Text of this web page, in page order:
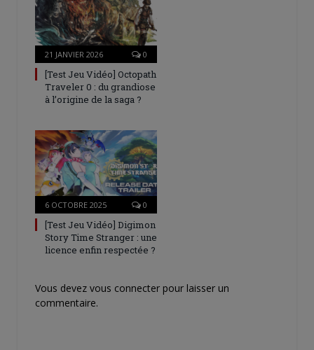
21 JANVIER 2026 0
[Test Jeu Vidéo] Octopath
Traveler 0 : du grandiose
à l’origine de la saga ?
6 OCTOBRE 2025 0
[Test Jeu Vidéo] Digimon
Story Time Stranger : une
licence enfin respectée ?
Vous devez vous connecter pour laisser un
commentaire.